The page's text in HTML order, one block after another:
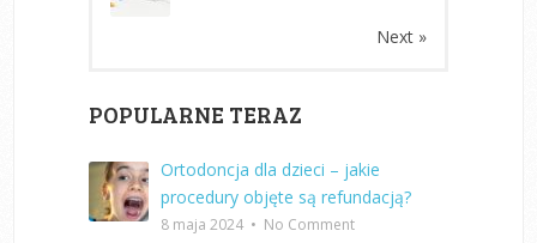
Next »
POPULARNE TERAZ
Ortodoncja dla dzieci – jakie
procedury objęte są refundacją?
8 maja 2024 • No Comment